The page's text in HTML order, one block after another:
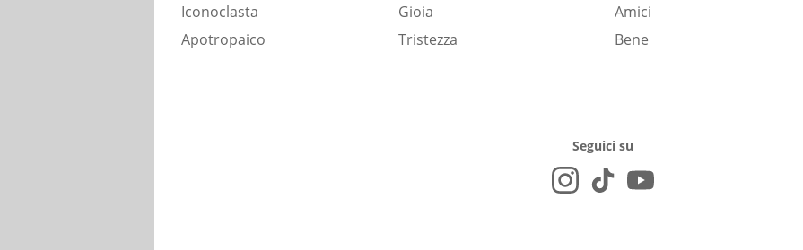
Iconoclasta
Apotropaico
Gioia
Tristezza
Amici
Bene
Seguici su